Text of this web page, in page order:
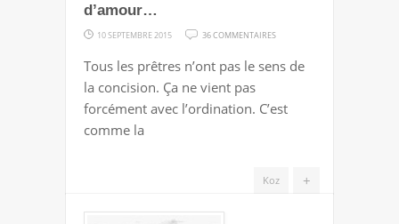
d’amour…
10 SEPTEMBRE 2015 36 COMMENTAIRES
PAPE
DIT
D’AMOUR…
Tous les prêtres n’ont pas le sens de
la concision. Ça ne vient pas
forcément avec l’ordination. C’est
comme la
+
Koz